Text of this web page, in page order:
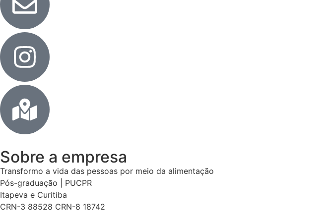
Sobre a empresa
Transformo a vida das pessoas por meio da alimentação
Pós-graduação | PUCPR
Itapeva e Curitiba
CRN-3 88528 CRN-8 18742